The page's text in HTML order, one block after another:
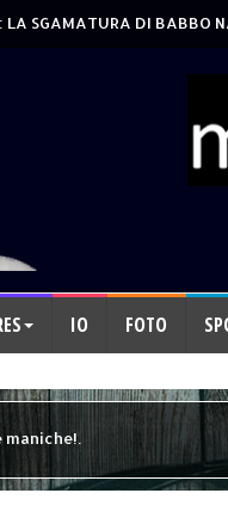
LA SGAMATURA DI BABBO
IO FOTO
maniche!.